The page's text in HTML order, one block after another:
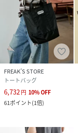
FREAK’S STORE
トートバッグ
6,732 円 10%OFF
61ポイント(1倍)